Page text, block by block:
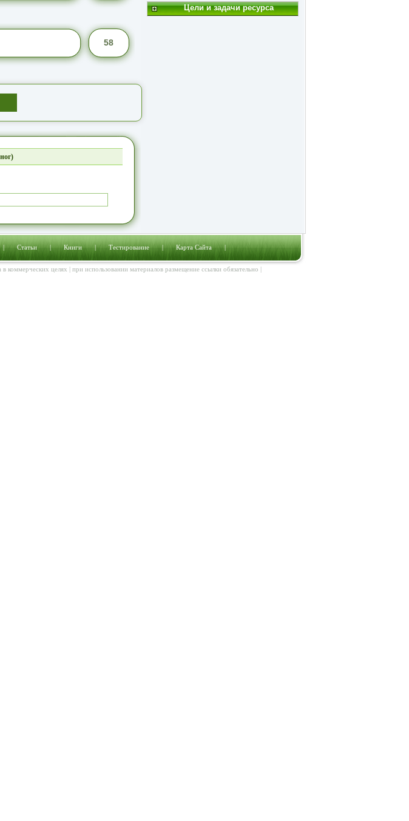
58
Цели и задачи ресурса
Статьи|Книги|Тестирование|Карта Сайта|
коммерческих целях | при использовании материалов размещение ссылки обязательно |